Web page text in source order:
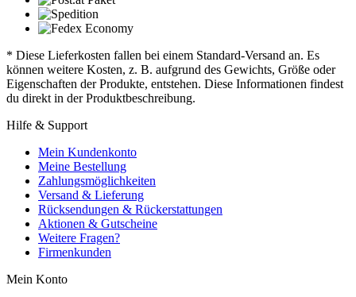
* Diese Lieferkosten fallen bei einem Standard-Versand an. Es
können weitere Kosten, z. B. aufgrund des Gewichts, Größe oder
Eigenschaften der Produkte, entstehen. Diese Informationen findest
du direkt in der Produktbeschreibung.
Hilfe & Support
Mein Kundenkonto
Meine Bestellung
Zahlungsmöglichkeiten
Versand & Lieferung
Rücksendungen & Rückerstattungen
Aktionen & Gutscheine
Weitere Fragen?
Firmenkunden
Mein Konto